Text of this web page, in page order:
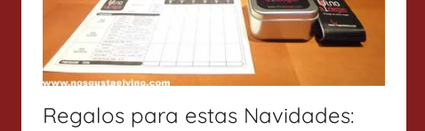
Regalos para estas Navidades: